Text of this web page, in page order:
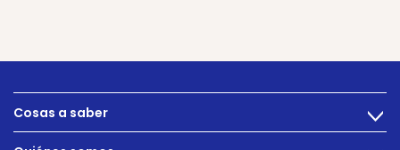
Cosas a saber >
Alimentacion